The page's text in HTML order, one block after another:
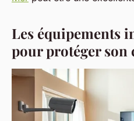
Les équipements
pour protéger son